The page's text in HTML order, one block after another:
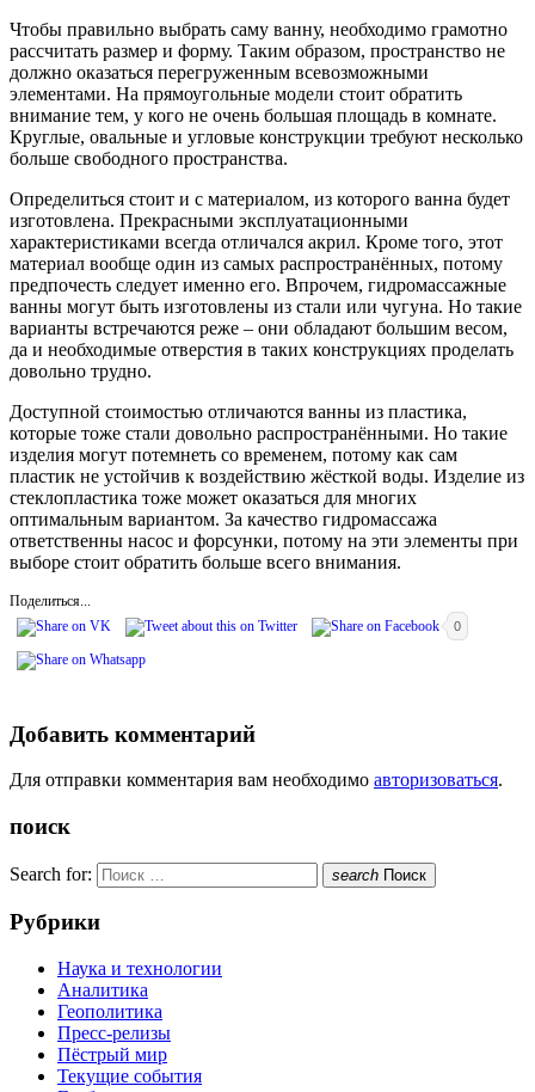
Чтобы правильно выбрать саму ванну, необходимо грамотно
рассчитать размер и форму. Таким образом, пространство не
должно оказаться перегруженным всевозможными
элементами. На прямоугольные модели стоит обратить
внимание тем, у кого не очень большая площадь в комнате.
Круглые, овальные и угловые конструкции требуют несколько
больше свободного пространства.
Определиться стоит и с материалом, из которого ванна будет
изготовлена. Прекрасными эксплуатационными
характеристиками всегда отличался акрил. Кроме того, этот
материал вообще один из самых распространённых, потому
предпочесть следует именно его. Впрочем, гидромассажные
ванны могут быть изготовлены из стали или чугуна. Но такие
варианты встречаются реже – они обладают большим весом,
да и необходимые отверстия в таких конструкциях проделать
довольно трудно.
Доступной стоимостью отличаются ванны из пластика,
которые тоже стали довольно распространёнными. Но такие
изделия могут потемнеть со временем, потому как сам
пластик не устойчив к воздействию жёсткой воды. Изделие из
стеклопластика тоже может оказаться для многих
оптимальным вариантом. За качество гидромассажа
ответственны насос и форсунки, потому на эти элементы при
выборе стоит обратить больше всего внимания.
Поделиться...
0
Добавить комментарий
Для отправки комментария вам необходимо авторизоваться.
поиск
Search for: search Поиск
Рубрики
Наука и технологии
Аналитика
Геополитика
Пресс-релизы
Пёстрый мир
Текущие события